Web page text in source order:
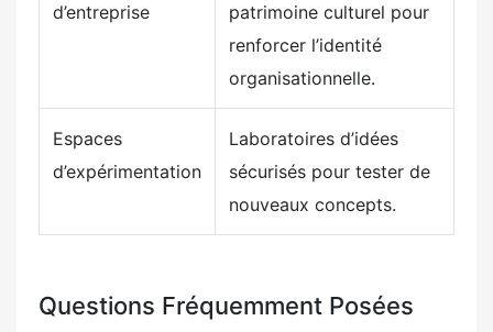
d’entreprise
patrimoine culturel pour
renforcer l’identité
organisationnelle.
Espaces
d’expérimentation
Laboratoires d’idées
sécurisés pour tester de
nouveaux concepts.
Questions Fréquemment Posées